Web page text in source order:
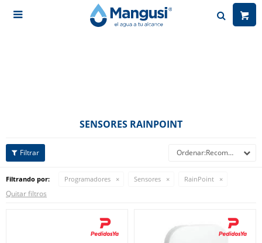

SENSORES RAINPOINT
Recomendados
Filtrando por: Programadores Sensores RainPoint
Quitar filtros